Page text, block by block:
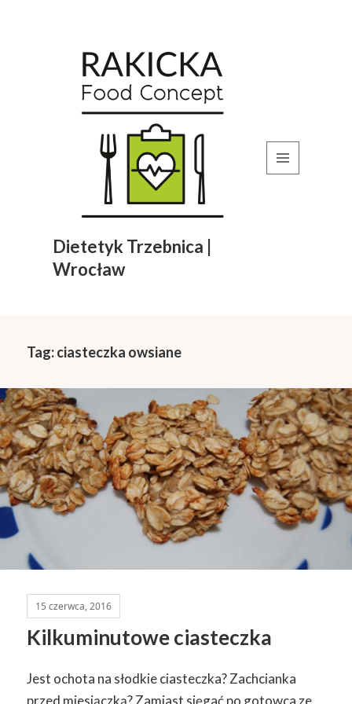
Dietetyk Trzebnica |
Wrocław
Tag:ciasteczka owsiane
15 czerwca, 2016
Kilkuminutowe ciasteczka
Jest ochota na słodkie ciasteczka? Zachcianka
przed miesiączką? Zamiast sięgać po gotowca ze